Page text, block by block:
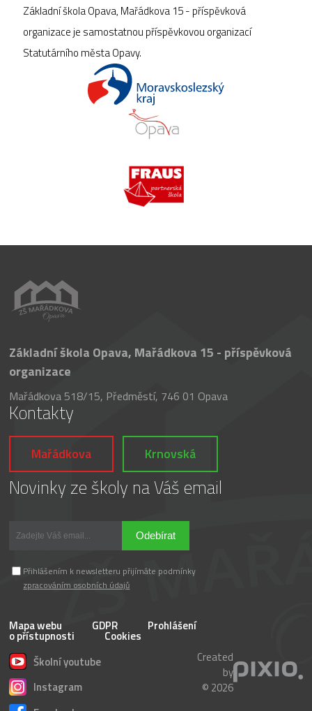
Základní škola Opava, Mařádkova 15 - příspěvková
organizace je samostatnou příspěvkovou organizací
Statutárního města Opavy.
Základní škola Opava, Mařádkova 15 - příspěvková
organizace
Mařádkova 518/15, Předměstí, 746 01 Opava
Kontakty
Mařádkova Krnovská
Novinky ze školy na Váš email
Odebírat
Přihlášením k newsletteru přijímáte podmínky
zpracováním osobních údajů
Mapa webu GDPR Prohlášení
o přístupnosti
Cookies
Školní youtube
Instagram
Created
by
© 2026